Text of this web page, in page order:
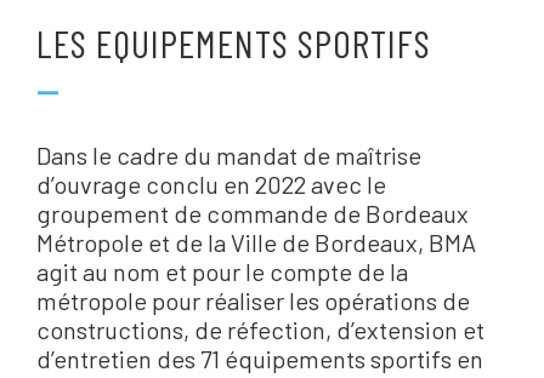
LES EQUIPEMENTS SPORTIFS
—
Dans le cadre du mandat de maîtrise
d’ouvrage conclu en 2022 avec le
groupement de commande de Bordeaux
Métropole et de la Ville de Bordeaux, BMA
agit au nom et pour le compte de la
métropole pour réaliser les opérations de
constructions, de réfection, d’extension et
d’entretien des 71 équipements sportifs en